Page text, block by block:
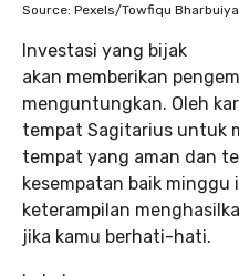
Source: Pexels/Towfiqu Bharbuiya
Investasi yang bijak
akan memberikan
menguntungkan. Oleh
tempat Sagitarius untuk
tempat yang aman dan
kesempatan baik
keterampilan
jika kamu berhati-hati.